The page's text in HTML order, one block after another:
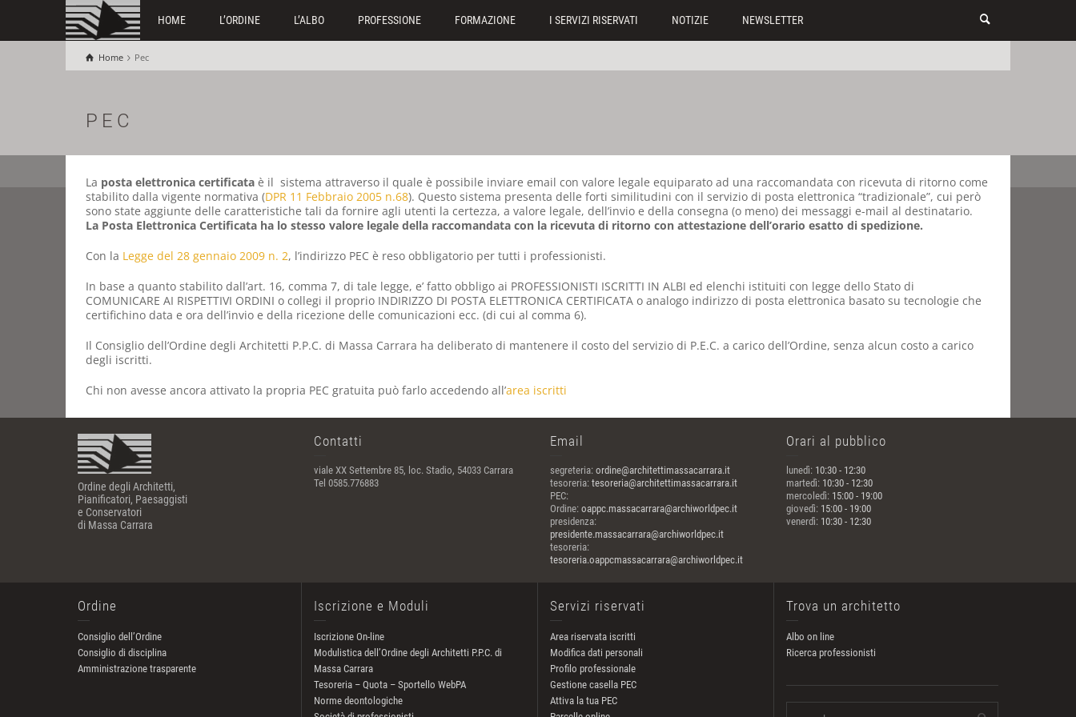
HOME L’ORDINE L’ALBO PROFESSIONE FORMAZIONE I SERVIZI RISERVATI NOTIZIE NEWSLETTER
Home Pec
PEC
La posta elettronica certificata è il sistema attraverso il quale è possibile inviare email con valore legale equiparato ad una raccomandata con ricevuta di ritorno come
stabilito dalla vigente normativa (DPR 11 Febbraio 2005 n.68). Questo sistema presenta delle forti similitudini con il servizio di posta elettronica “tradizionale”, cui però
sono state aggiunte delle caratteristiche tali da fornire agli utenti la certezza, a valore legale, dell’invio e della consegna (o meno) dei messaggi e-mail al destinatario.
La Posta Elettronica Certificata ha lo stesso valore legale della raccomandata con la ricevuta di ritorno con attestazione dell’orario esatto di spedizione.
Con la Legge del 28 gennaio 2009 n. 2, l’indirizzo PEC è reso obbligatorio per tutti i professionisti.
In base a quanto stabilito dall’art. 16, comma 7, di tale legge, e’ fatto obbligo ai PROFESSIONISTI ISCRITTI IN ALBI ed elenchi istituiti con legge dello Stato di
COMUNICARE AI RISPETTIVI ORDINI o collegi il proprio INDIRIZZO DI POSTA ELETTRONICA CERTIFICATA o analogo indirizzo di posta elettronica basato su tecnologie che
certifichino data e ora dell’invio e della ricezione delle comunicazioni ecc. (di cui al comma 6).
Il Consiglio dell’Ordine degli Architetti P.P.C. di Massa Carrara ha deliberato di mantenere il costo del servizio di P.E.C. a carico dell’Ordine, senza alcun costo a carico
degli iscritti.
Chi non avesse ancora attivato la propria PEC gratuita può farlo accedendo all’area iscritti
Ordine degli Architetti,
Pianificatori, Paesaggisti
e Conservatori
di Massa Carrara
Contatti
viale XX Settembre 85, loc. Stadio, 54033 Carrara
Tel 0585.776883
Email
segreteria: ordine@architettimassacarrara.it
tesoreria: tesoreria@architettimassacarrara.it
PEC:
Ordine: oappc.massacarrara@archiworldpec.it
presidenza:
presidente.massacarrara@archiworldpec.it
tesoreria:
tesoreria.oappcmassacarrara@archiworldpec.it
Orari al pubblico
lunedì: 10:30 - 12:30
martedì: 10:30 - 12:30
mercoledì: 15:00 - 19:00
giovedì: 15:00 - 19:00
venerdì: 10:30 - 12:30
Ordine
Consiglio dell’Ordine
Consiglio di disciplina
Amministrazione trasparente
Iscrizione e Moduli
Iscrizione On-line
Modulistica dell’Ordine degli Architetti P.P.C. di
Massa Carrara
Tesoreria – Quota – Sportello WebPA
Norme deontologiche
Servizi riservati
Area riservata iscritti
Modifica dati personali
Profilo professionale
Gestione casella PEC
Attiva la tua PEC
Trova un architetto
Albo on line
Ricerca professionisti